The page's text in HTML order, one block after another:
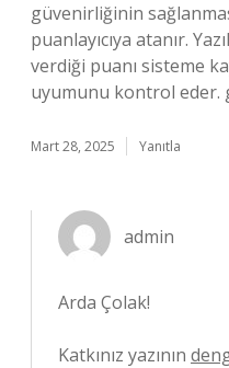
güvenirliğinin
puanlayıcıya atanır.
verdiği puanı sisteme
uyumunu kontrol eder.
Mart 28, 2025 Yanıtla
admin
Arda Çolak!
Katkınız yazının